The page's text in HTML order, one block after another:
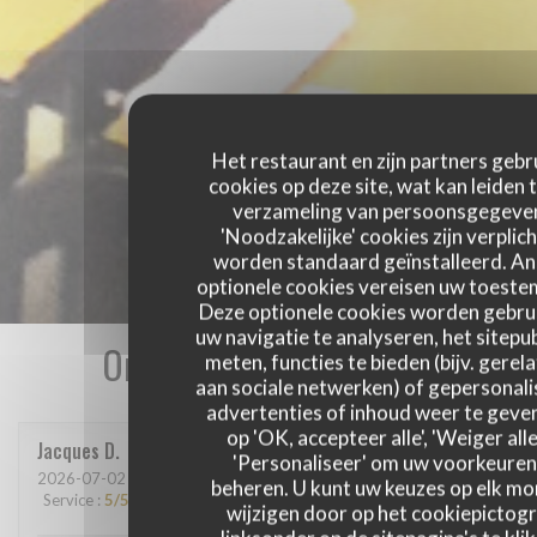
Het restaurant en zijn partners
cookies op deze site, wat kan leiden
verzameling van
'Noodzakelijke' cookies zijn
worden standaard geïnstalleerd.
optionele cookies vereisen uw
Deze optionele cookies worden
uw navigatie te analyseren, het
meten, functies te bieden (bijv.
aan sociale netwerken) of
advertenties of inhoud weer te
op 'OK, accepteer alle', 'Weiger
'Personaliseer' om uw
beheren. U kunt uw keuzes op elk
wijzigen door op het
Onze gastbeoordelingen
Jacques D
2026-07-02 - 19:00 - Gasten 2
Service : 5/5 :4/5 Keuken: 5/5 Kwaliteit / Prijs : 5/5